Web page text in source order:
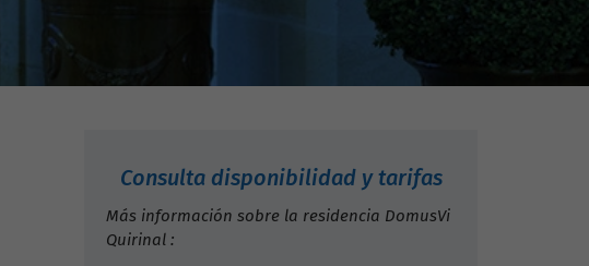
Consulta disponibilidad y tarifas
Más información sobre la residencia DomusVi
Quirinal :